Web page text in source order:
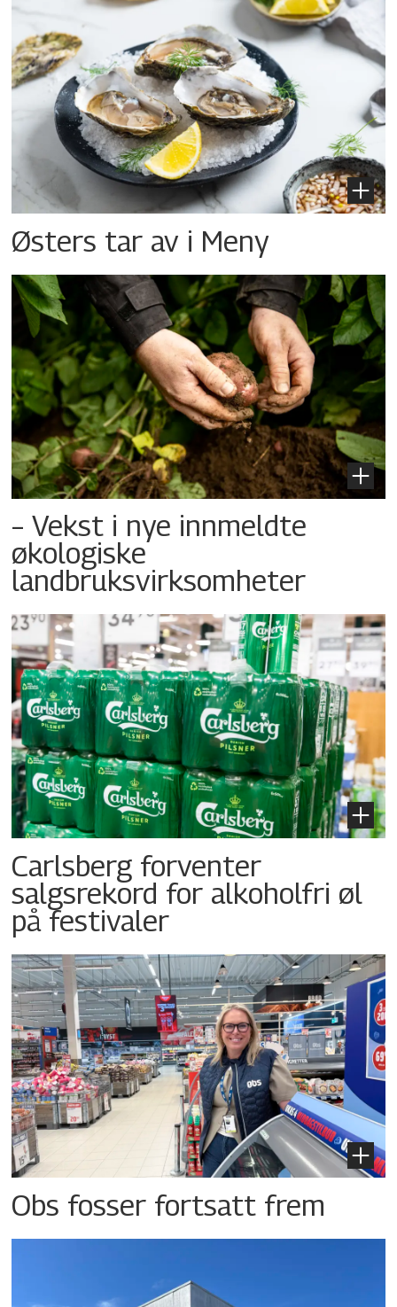
Østers tar av i Meny
– Vekst i nye innmeldte
økologiske
landbruksvirksomheter
Carlsberg forventer
salgsrekord for alkoholfri øl
på festivaler
Obs fosser fortsatt frem